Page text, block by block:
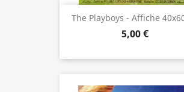
The Playboys - Affiche
5,00 €